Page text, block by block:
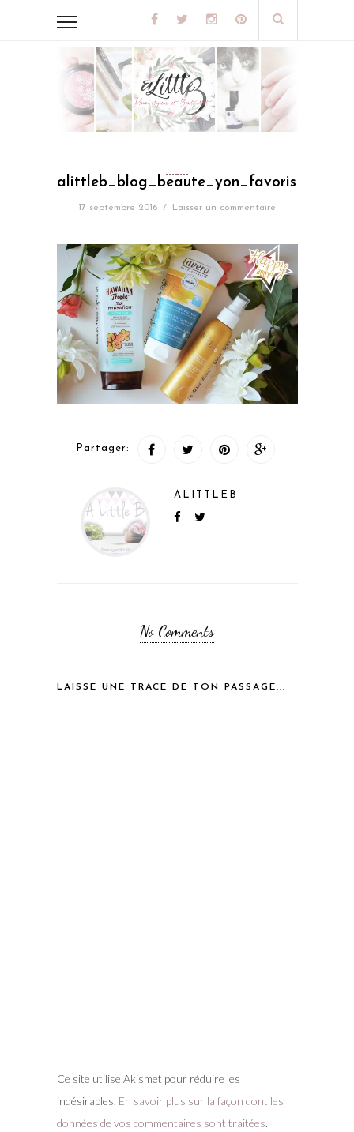
17 septembre 2016 / Laisser un commentaire
Partager:
ALITTLEB
No Comments
LAISSE UNE TRACE DE TON PASSAGE...
Ce site utilise Akismet pour réduire les
indésirables. En savoir plus sur la façon dont les
données de vos commentaires sont traitées.